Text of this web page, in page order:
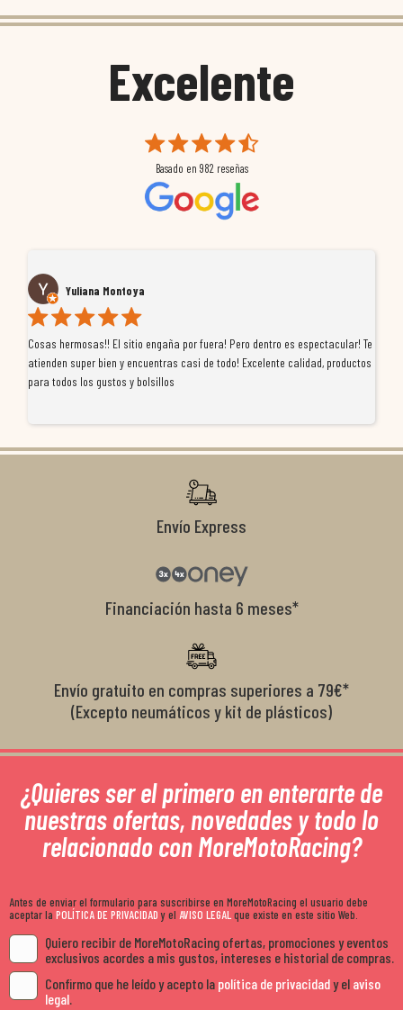
Excelente
Basado en 982 reseñas
Yuliana Montoya
Cosas hermosas!! El sitio engaña por fuera! Pero dentro es espectacular! Te
atienden super bien y encuentras casi de todo! Excelente calidad, productos
para todos los gustos y bolsillos
Envío Express
Financiación hasta 6 meses*
Envío gratuito en compras superiores a 79€*
(Excepto neumáticos y kit de plásticos)
¿Quieres ser el primero en enterarte de
nuestras ofertas, novedades y todo lo
relacionado con MoreMotoRacing?
Antes de enviar el formulario para suscribirse en MoreMotoRacing el usuario debe
aceptar la POLÍTICA DE PRIVACIDADy el AVISO LEGALque existe en este sitio Web.
Quiero recibir de MoreMotoRacing ofertas, promociones y eventos
exclusivos acordes a mis gustos, intereses e historial de compras.
Confirmo que he leído y acepto la política de privacidady el aviso
legal